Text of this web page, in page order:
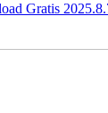
Gratis